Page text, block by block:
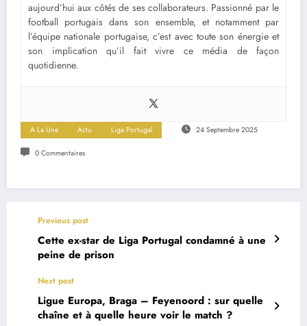
aujourd’hui aux côtés de ses collaborateurs. Passionné par le
football portugais dans son ensemble, et notamment par
l’équipe nationale portugaise, c’est avec toute son énergie et
son implication qu’il fait vivre ce média de façon
quotidienne.
A La Une Actu Liga Portugal 24 Septembre 2025
0 Commentaires
Previous post
Cette ex-star de Liga Portugal condamné à une
peine de prison
Next post
Ligue Europa, Braga – Feyenoord : sur quelle
chaîne et à quelle heure voir le match ?